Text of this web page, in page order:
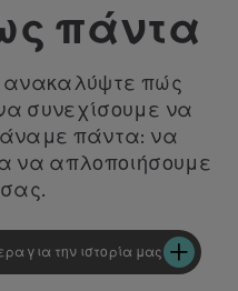
πάντα
ανακαλύψτε πώς
συνεχίσουμε να
πάντα: να
να απλοποιήσουμε
για την ιστορία μας